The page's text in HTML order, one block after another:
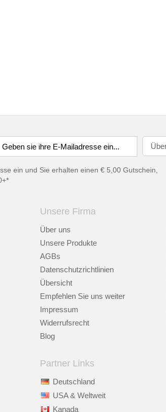
ein und Sie erhalten einen € 5,00 Gutschein,
Unsere Firma
Über uns
Unsere Produkte
AGBs
Datenschutzrichtlinien
Übersicht
Empfehlen Sie uns weiter
Impressum
Widerrufsrecht
Blog
Partner Links
Deutschland
USA & Weltweit
Kanada